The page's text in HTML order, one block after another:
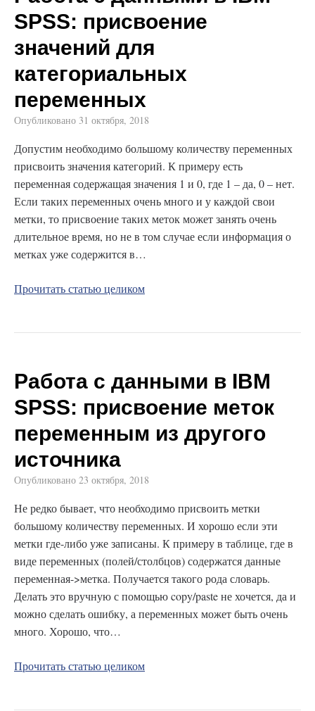
SPSS: присвоение
значений для
категориальных
переменных
Опубликовано 31 октября, 2018
Допустим необходимо большому количеству переменных
присвоить значения категорий. К примеру есть
переменная содержащая значения 1 и 0, где 1 – да, 0 – нет.
Если таких переменных очень много и у каждой свои
метки, то присвоение таких меток может занять очень
длительное время, но не в том случае если информация о
метках уже содержится в…
Прочитать статью целиком
Работа с данными в IBM
SPSS: присвоение меток
переменным из другого
источника
Опубликовано 23 октября, 2018
Не редко бывает, что необходимо присвоить метки
большому количеству переменных. И хорошо если эти
метки где-либо уже записаны. К примеру в таблице, где в
виде переменных (полей/столбцов) содержатся данные
переменная->метка. Получается такого рода словарь.
Делать это вручную с помощью copy/paste не хочется, да и
можно сделать ошибку, а переменных может быть очень
много. Хорошо, что…
Прочитать статью целиком